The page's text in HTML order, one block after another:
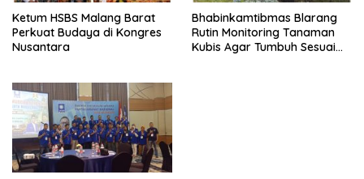
Ketum HSBS Malang Barat
Perkuat Budaya di Kongres
Nusantara
Bhabinkamtibmas Blarang
Rutin Monitoring Tanaman
Kubis Agar Tumbuh Sesuai